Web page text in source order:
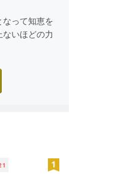
って知恵を
いほどの力
様ではな
恵、思想が